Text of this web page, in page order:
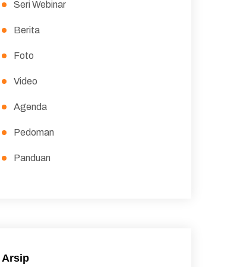
Seri Webinar
Berita
Foto
Video
Agenda
Pedoman
Panduan
Buku dan Jurnal
Arsip